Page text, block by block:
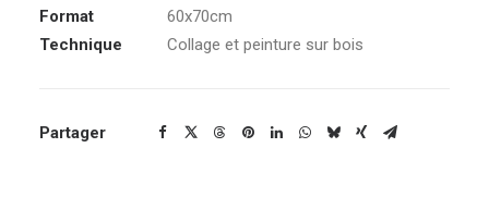
Format
60x70cm
Technique
Collage et peinture sur bois
Partager